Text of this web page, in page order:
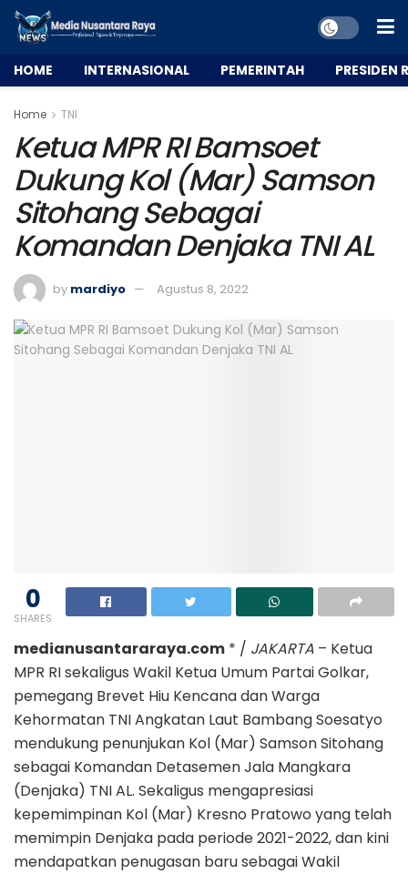
HOME INTERNASIONAL PEMERINTAH PRESIDEN
Home TNI
Ketua MPR RI Bamsoet
Dukung Kol (Mar) Samson
Sitohang Sebagai
Komandan Denjaka TNI AL
by mardiyo Agustus 8, 2022
0
SHARES
medianusantararaya.com * / JAKARTA – Ketua
MPR RI sekaligus Wakil Ketua Umum Partai Golkar,
pemegang Brevet Hiu Kencana dan Warga
Kehormatan TNI Angkatan Laut Bambang Soesatyo
mendukung penunjukan Kol (Mar) Samson Sitohang
sebagai Komandan Detasemen Jala Mangkara
(Denjaka) TNI AL. Sekaligus mengapresiasi
kepemimpinan Kol (Mar) Kresno Pratowo yang telah
memimpin Denjaka pada periode 2021-2022, dan kini
mendapatkan penugasan baru sebagai Wakil